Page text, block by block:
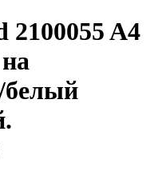
2100055 A4
белый